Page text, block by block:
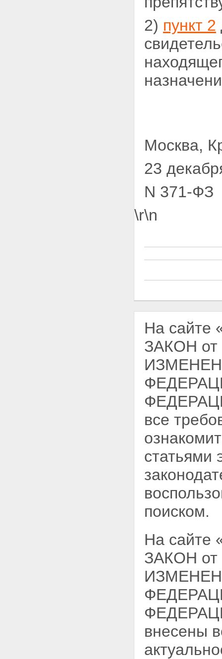
2) пункт 2
Москва,
23
N 371-ФЗ
\r\n
На сайте
ЗАКОН
все
статьями
поиском.
На сайте
ЗАКОН
внесены